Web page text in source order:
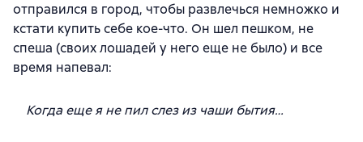
отправился в город, чтобы развлечься немножко и
кстати купить себе кое-что. Он шел пешком, не
спеша (своих лошадей у него еще не было) и все
время напевал:
Когда еще я не пил слез из чаши бытия…